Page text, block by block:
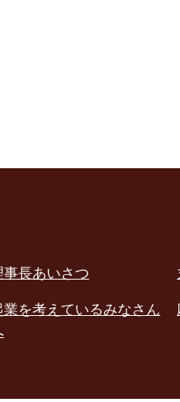
事長あいさつ
業を考えているみなさん